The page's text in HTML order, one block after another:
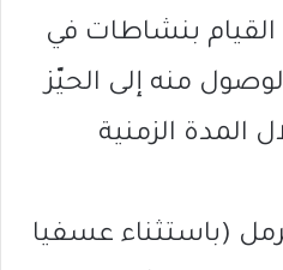
بنشاطات في
منه إلى الحيّز
المدة الزمنية
(باستثناء عسفيا